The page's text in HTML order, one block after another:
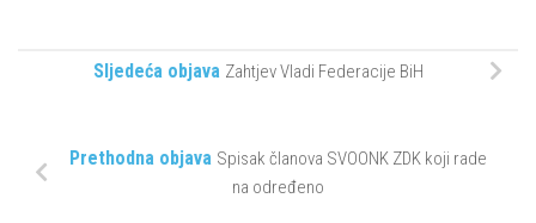
Sljedeća objava Zahtjev Vladi Federacije BiH
Prethodna objava Spisak članova SVOONK ZDK koji rade
na određeno